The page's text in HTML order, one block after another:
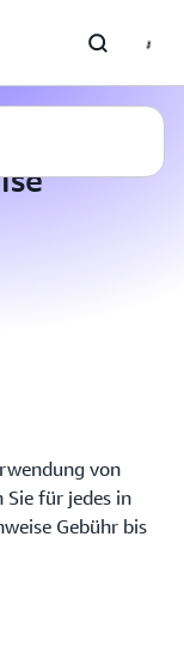
von
Sie für jedes in
Gebühr bis